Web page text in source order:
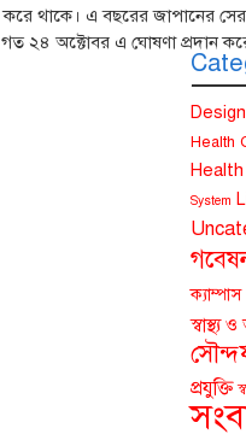
থাকে। এ বছরের জাপানের
২৪ অক্টোবর এ ঘোষণা প্রদান
Design
Health
System
ক্যাম্পাস
স্বাস্থ্য
প্রযুক্তি